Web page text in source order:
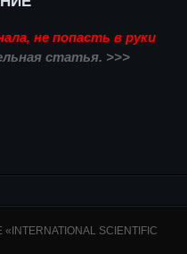
не попасть в руки
статья. >>>
SCIENTIFIC